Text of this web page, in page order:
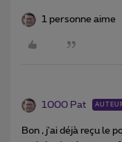
1 personne aime
1000 Pat
Bon , j'ai déjà reçu le